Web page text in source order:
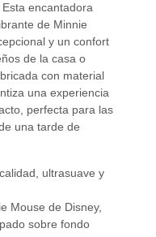
encantadora
de Minnie
y un confort
de la casa o
con material
una experiencia
perfecta para las
una tarde de
ultrasuave y
Mouse de Disney,
sobre fondo